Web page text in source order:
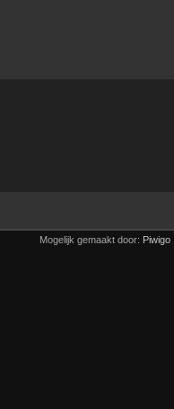
Mogelijk gemaakt door: Piwigo